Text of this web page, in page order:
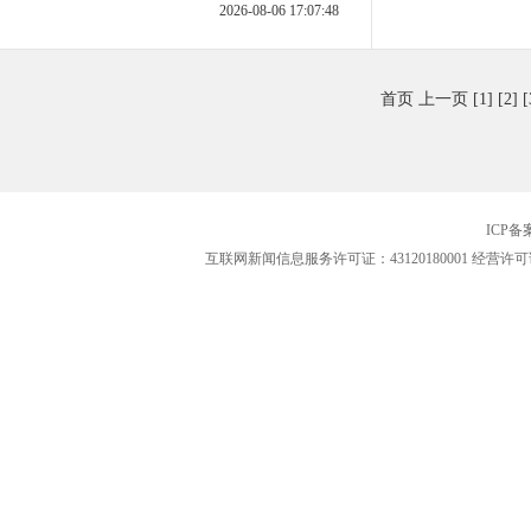
2026-08-06 17:07:48
首页 上一页 [1] [2]
ICP备
互联网新闻信息服务许可证：43120180001 经营许可